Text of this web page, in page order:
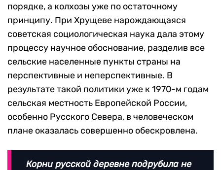
порядке, а колхозы уже по остаточному
принципу. При Хрущеве нарождающаяся
советская социологическая наука дала этому
процессу научное обоснование, разделив все
сельские населенные пункты страны на
перспективные и неперспективные. В
результате такой политики уже к 1970-м годам
сельская местность Европейской России,
особенно Русского Севера, в человеческом
плане оказалась совершенно обескровлена.
Корни русской деревне подрубила не